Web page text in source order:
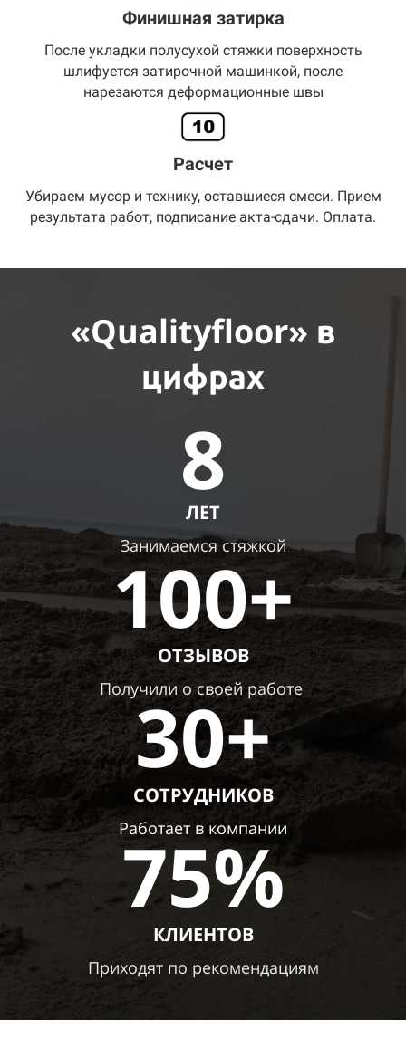
Финишная затирка
После укладки полусухой стяжки поверхность
шлифуется затирочной машинкой, после
нарезаются деформационные швы
Расчет
Убираем мусор и технику, оставшиеся смеси. Прием
результата работ, подписание акта-сдачи. Оплата.
«Qualityfloor» в
цифрах
8
ЛЕТ
Занимаемся стяжкой
100+
ОТЗЫВОВ
Получили о своей работе
30+
СОТРУДНИКОВ
Работает в компании
75%
КЛИЕНТОВ
Приходят по рекомендациям